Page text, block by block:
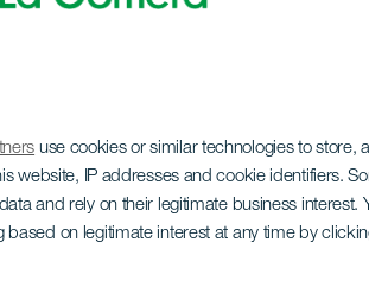
use cookies or similar technologies to store,
website, IP addresses and cookie identifiers.
and rely on their legitimate business interest.
on legitimate interest at any time by
Música